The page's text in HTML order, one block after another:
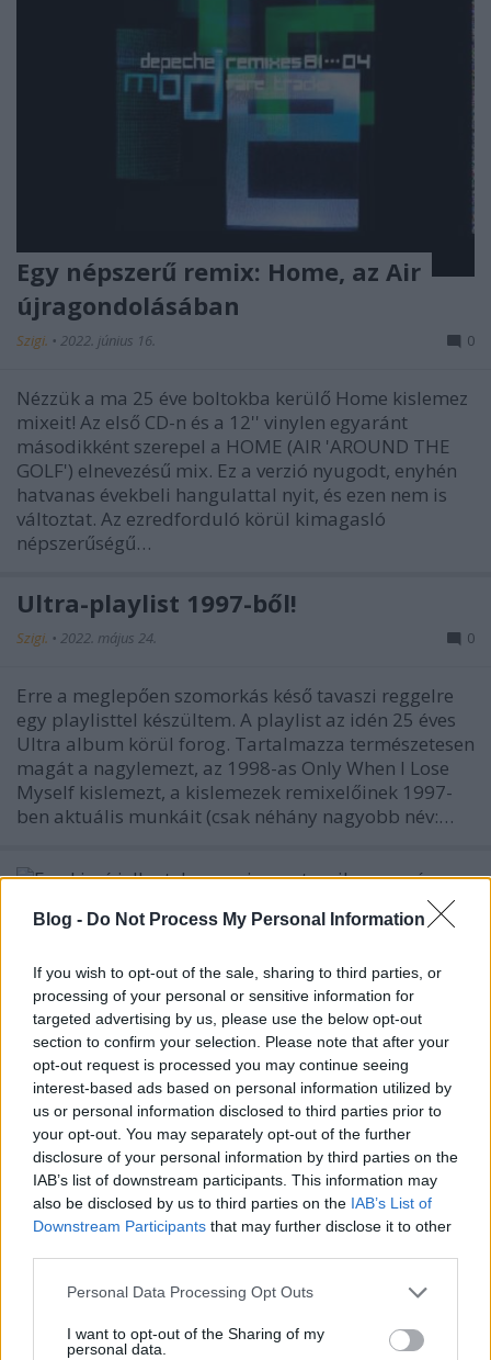
Blog - Do Not Process My Personal Information
If you wish to opt-out of the sale, sharing to third parties, or
processing of your personal or sensitive information for
targeted advertising by us, please use the below opt-out
section to confirm your selection. Please note that after your
opt-out request is processed you may continue seeing
interest-based ads based on personal information utilized by
us or personal information disclosed to third parties prior to
your opt-out. You may separately opt-out of the further
disclosure of your personal information by third parties on the
IAB’s list of downstream participants. This information may
also be disclosed by us to third parties on the IAB’s List of
Downstream Participants that may further disclose it to other
Please note that this website/app uses one or more Google
not limited to your visit or usage behaviour. You may click to
grant or deny consent to Google and its third-party tags to
Personal Data Processing Opt Outs
I want to opt-out of the Sharing of my
personal data.
Egy népszerű remix: Home, az Air
újragondolásában
Szigi. • 2022. június 16. 0
Nézzük a ma 25 éve boltokba kerülő Home kislemez
mixeit! Az első CD-n és a 12'' vinylen egyaránt
másodikként szerepel a HOME (AIR 'AROUND THE
GOLF') elnevezésű mix. Ez a verzió nyugodt, enyhén
hatvanas évekbeli hangulattal nyit, és ezen nem is
változtat. Az ezredforduló körül kimagasló
népszerűségű…
Ultra-playlist 1997-ből!
Szigi. • 2022. május 24. 0
Erre a meglepően szomorkás késő tavaszi reggelre
egy playlisttel készültem. A playlist az idén 25 éves
Ultra album körül forog. Tartalmazza természetesen
magát a nagylemezt, az 1998-as Only When I Lose
Myself kislemezt, a kislemezek remixelőinek 1997-
ben aktuális munkáit (csak néhány nagyobb név:…
Egy kissé jellegtelen remix egy
tragikus sorsú remixelőtől - It's No
Good (Motor Bass Mix)
Szigi.•2022. március 31.
Az IT'S NO GOOD (MOTOR BASS MIX) a 12'' vinyl
mellett a CD2-n jelent meg. A mix készítője a
tragikus sorsú, néhány éve ablakon kizuhant
Philippe Cerboneschi, ismertebb nevén Philippe
Zdar, a francia Cassius elektronikus zenei duó egyik
fele. A Cassius az ezredforduló környékén óriási
hatást…